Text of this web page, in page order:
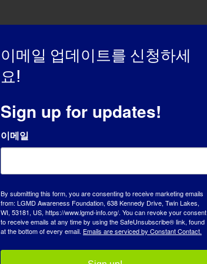
이메일 업데이트를 신청하세
요!
Sign up for updates!
이메일
By submitting this form, you are consenting to receive marketing emails
from: LGMD Awareness Foundation, 638 Kennedy Drive, Twin Lakes,
WI, 53181, US, https://www.lgmd-info.org/. You can revoke your consent
to receive emails at any time by using the SafeUnsubscribe® link, found
at the bottom of every email. Emails are serviced by Constant Contact.